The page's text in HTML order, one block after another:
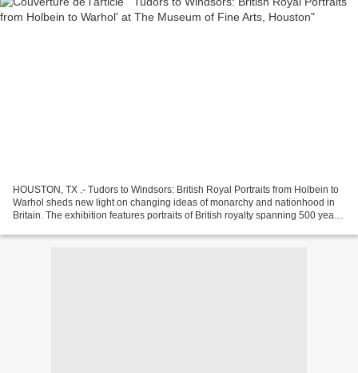
HOUSTON, TX .- Tudors to Windsors: British Royal Portraits from Holbein to
Warhol sheds new light on changing ideas of monarchy and nationhood in
Britain. The exhibition features portraits of British royalty spanning 500 years,